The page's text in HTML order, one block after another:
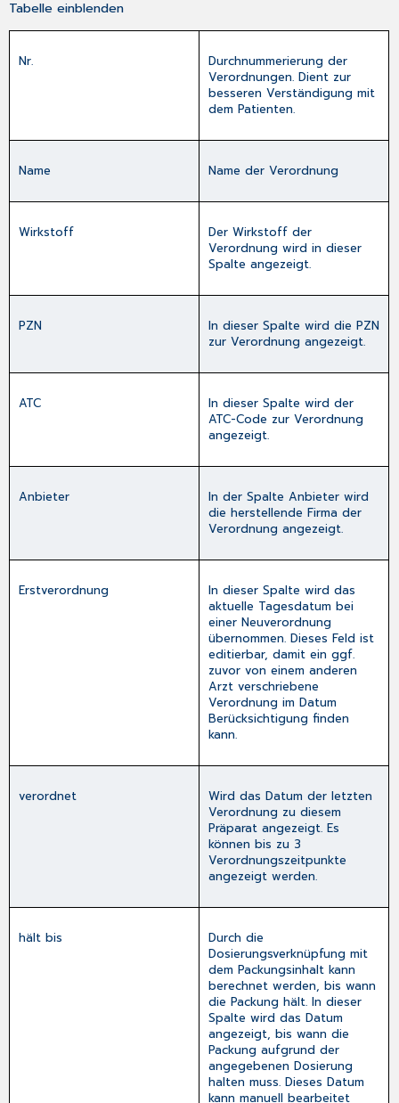
Tabelle einblenden
Nr.
Durchnummerierung der
Verordnungen. Dient zur
besseren Verständigung mit
dem Patienten.
Name Name der Verordnung
Wirkstoff
Der Wirkstoff der
Verordnung wird in dieser
Spalte angezeigt.
PZN
In dieser Spalte wird die PZN
zur Verordnung angezeigt.
ATC
In dieser Spalte wird der
ATC-Code zur Verordnung
angezeigt.
Anbieter In der SpalteAnbieter wird
die herstellende Firma der
Verordnung angezeigt.
Erstverordnung
In dieser Spalte wird das
aktuelle Tagesdatum bei
einer Neuverordnung
übernommen. Dieses Feld ist
editierbar, damit ein ggf.
zuvor von einem anderen
Arzt verschriebene
Verordnung im Datum
Berücksichtigung finden
kann.
verordnet
Wird das Datum der letzten
Verordnung zu diesem
Präparat angezeigt. Es
können bis zu 3
Verordnungszeitpunkte
angezeigt werden.
hält bis
Durch die
Dosierungsverknüpfung mit
dem Packungsinhalt kann
berechnet werden, bis wann
die Packung hält. In dieser
Spalte wird das Datum
angezeigt, bis wann die
Packung aufgrund der
angegebenen Dosierung
halten muss. Dieses Datum
kann manuell bearbeitet